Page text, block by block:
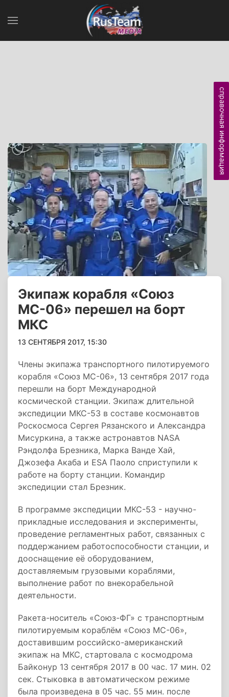
Экипаж корабля «Союз
МС-06» перешел на борт
МКС
13 СЕНТЯБРЯ 2017, 15:30
Члены экипажа транспортного пилотируемого
корабля «Союз МС-06», 13 сентября 2017 года
перешли на борт Международной
космической станции. Экипаж длительной
экспедиции МКС-53 в составе космонавтов
Роскосмоса Сергея Рязанского и Александра
Мисуркина, а также астронавтов NASA
Рэндолфа Брезника, Марка Ванде Хай,
Джозефа Акаба и ESA Паоло сприступили к
работе на борту станции. Командир
экспедиции стал Брезник.
В программе экспедиции МКС-53 - научно-
прикладные исследования и эксперименты,
проведение регламентных работ, связанных с
поддержанием работоспособности станции, и
дооснащение её оборудованием,
доставляемым грузовыми кораблями,
выполнение работ по внекорабельной
деятельности.
Ракета-носитель «Союз-ФГ» с транспортным
пилотируемым кораблём «Союз МС-06»,
доставившим российско-американский
экипаж на МКС, стартовала с космодрома
Байконур 13 сентября 2017 в 00 час. 17 мин. 02
сек. Стыковка в автоматическом режиме
была произведена в 05 час. 55 мин. после
справочная информация